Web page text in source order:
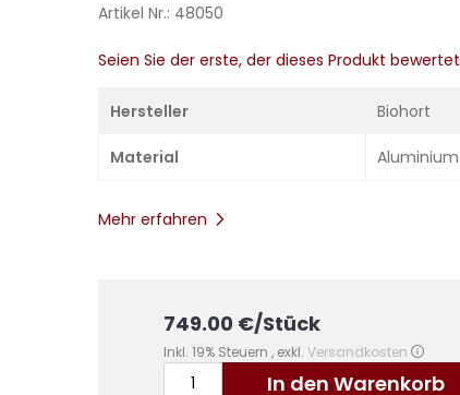
Artikel Nr.: 48050
Seien Sie der erste, der dieses Produkt bewertet
Hersteller Biohort
Material Aluminium
Mehr erfahren
749.00 €/Stück
Inkl. 19% Steuern , exkl. Versandkosten
In den Warenkorb